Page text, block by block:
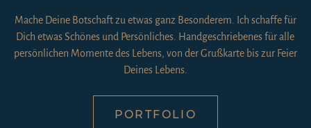
Mache Deine Botschaft zu etwas ganz Besonderem. Ich schaffe für
Dich etwas Schönes und Persönliches. Handgeschriebenes für alle
persönlichen Momente des Lebens, von der Grußkarte bis zur Feier
Deines Lebens.
PORTFOLIO